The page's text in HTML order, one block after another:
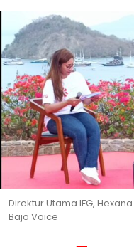
Direktur Utama IFG,
Bajo Voice